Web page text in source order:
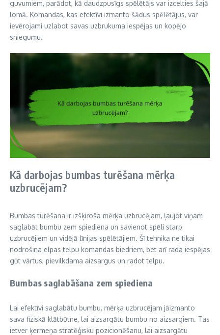
guvumiem, parādot, kā daudzpusīgs spēlētājs var izcelties šajā
lomā. Komandas, kas efektīvi izmanto šādus spēlētājus, var
ievērojami uzlabot savas uzbrukuma iespējas un kopējo
sniegumu.
Kā darbojas bumbas turēšana mērķa
uzbrucējam?
Bumbas turēšana ir izšķiroša mērķa uzbrucējam, ļaujot viņam
saglabāt bumbu zem spiediena un savienot spēli starp
uzbrucējiem un vidējā līnijas spēlētājiem. Šī tehnika ne tikai
nodrošina elpas telpu komandas biedriem, bet arī rada iespējas
gūt vārtus, pievilkdama aizsargus un radot telpu.
Bumbas saglabāšana zem spiediena
Lai efektīvi saglabātu bumbu, mērķa uzbrucējam jāizmanto
sava fiziskā klātbūtne, lai aizsargātu bumbu no aizsargiem. Tas
ietver ķermeņa stratēģisku pozicionēšanu, lai aizsargātu